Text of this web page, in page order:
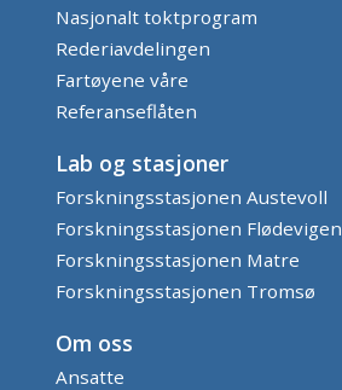
Nasjonalt toktprogram
Rederiavdelingen
Fartøyene våre
Referanseflåten
Lab og stasjoner
Forskningsstasjonen Austevoll
Forskningsstasjonen Flødevigen
Forskningsstasjonen Matre
Forskningsstasjonen Tromsø
Om oss
Ansatte